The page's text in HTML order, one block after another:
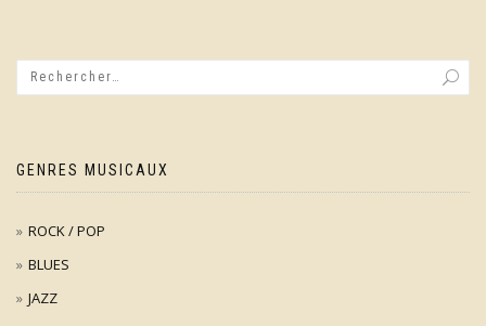
GENRES MUSICAUX
ROCK / POP
BLUES
JAZZ